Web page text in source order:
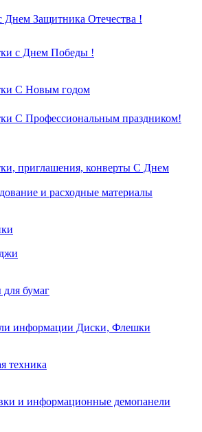
Днем Защитника Отечества !
с Днем Победы !
С Новым годом
С Профессиональным праздником!
приглашения, конверты С Днем
и расходные материалы
бумаг
информации Диски, Флешки
техника
и информационные демопанели